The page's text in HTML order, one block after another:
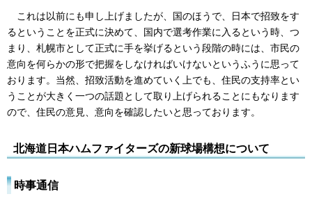
これは以前にも申し上げましたが、国のほうで、日本で招致をす
るということを正式に決めて、国内で選考作業に入るという時、つ
まり、札幌市として正式に手を挙げるという段階の時には、市民の
意向を何らかの形で把握をしなければいけないというふうに思って
おります。当然、招致活動を進めていく上でも、住民の支持率とい
うことが大きく一つの話題として取り上げられることにもなります
ので、住民の意見、意向を確認したいと思っております。
北海道日本ハムファイターズの新球場構想について
時事通信